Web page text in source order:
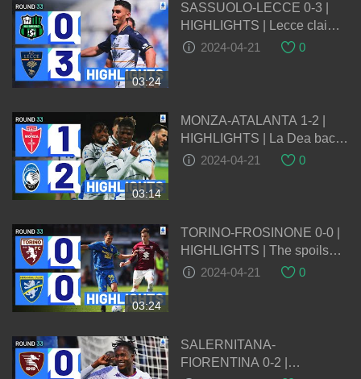
03:24
SASSUOLO-LECCE 0-3 |
HIGHLIGHTS | Lecce claim
thumping away win! | Serie A
2024-04-21 0
03:14
MONZA-ATALANTA 1-2 |
HIGHLIGHTS | La Dea back
to winning ways | Serie A
2024-04-21 0
03:24
TORINO-FROSINONE 0-0 |
HIGHLIGHTS | The spoils
are shared at the Grande
2024-04-21 0
SALERNITANA-
FIORENTINA 0-2 |